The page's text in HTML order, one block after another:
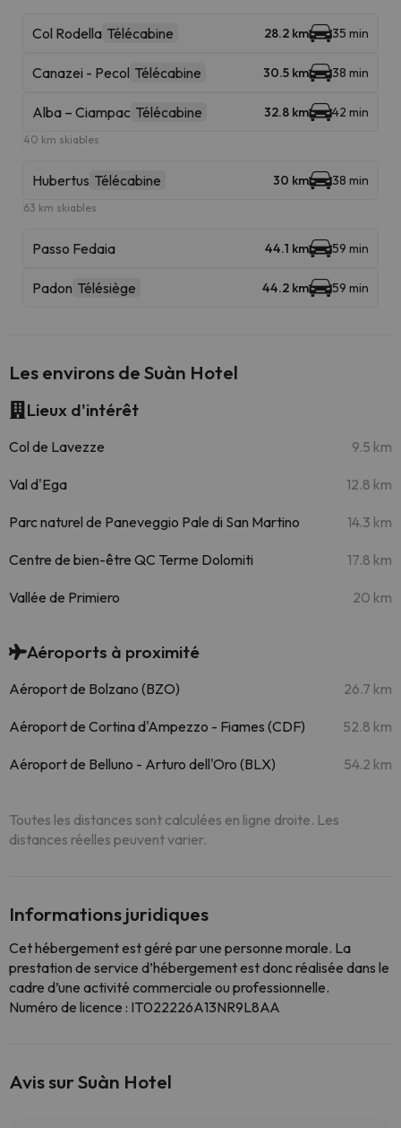
Col Rodella Télécabine 28.2 km 35 min
Canazei - Pecol Télécabine 30.5 km 38 min
Alba – Ciampac Télécabine 32.8 km 42 min
40 km skiables
Hubertus Télécabine 30 km 38 min
63 km skiables
Passo Fedaia 44.1 km 59 min
Padon Télésiège 44.2 km 59 min
Les environs de Suàn Hotel
Lieux d'intérêt
Col de Lavezze 9.5 km
Val d'Ega 12.8 km
Parc naturel de Paneveggio Pale di San Martino 14.3 km
Centre de bien-être QC Terme Dolomiti 17.8 km
Vallée de Primiero 20 km
Aéroports à proximité
Aéroport de Bolzano (BZO) 26.7 km
Aéroport de Cortina d'Ampezzo - Fiames (CDF) 52.8 km
Aéroport de Belluno - Arturo dell'Oro (BLX) 54.2 km
Toutes les distances sont calculées en ligne droite. Les
distances réelles peuvent varier.
Informations juridiques
Cet hébergement est géré par une personne morale. La
prestation de service d’hébergement est donc réalisée dans le
cadre d’une activité commerciale ou professionnelle.
Numéro de licence : IT022226A13NR9L8AA
Avis sur Suàn Hotel